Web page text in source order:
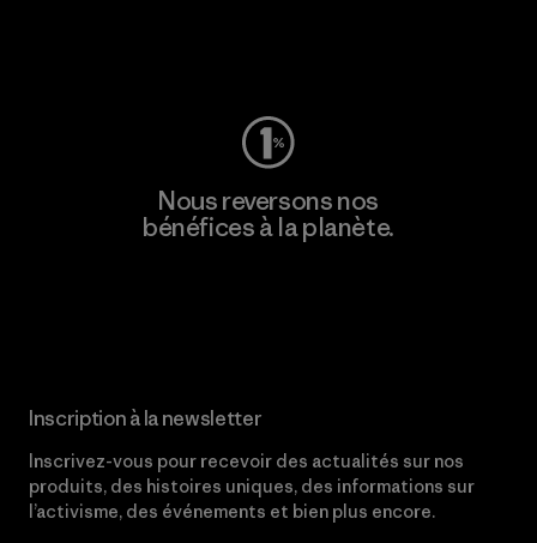
Nous reversons nos
bénéfices à la planète.
Inscription à la newsletter
Inscrivez-vous pour recevoir des actualités sur nos
produits, des histoires uniques, des informations sur
l’activisme, des événements et bien plus encore.